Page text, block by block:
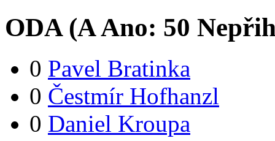
ODA (AAno: 50
0 Pavel Bratinka
0 Čestmír Hofhanzl
0 Daniel Kroupa